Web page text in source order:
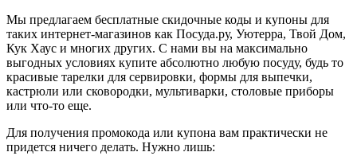
Мы предлагаем бесплатные скидочные коды и купоны для
таких интернет-магазинов как Посуда.ру, Уютерра, Твой Дом,
Кук Хаус и многих других. С нами вы на максимально
выгодных условиях купите абсолютно любую посуду, будь то
красивые тарелки для сервировки, формы для выпечки,
кастрюли или сковородки, мультиварки, столовые приборы
или что-то еще.
Для получения промокода или купона вам практически не
придется ничего делать. Нужно лишь: